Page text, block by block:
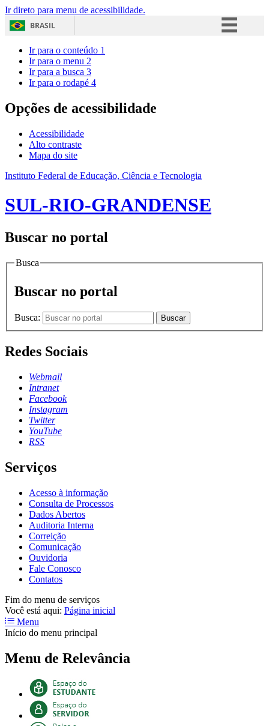
Ir direto para menu de acessibilidade.
BRASIL
Acesso à informação
Ir para o conteúdo 1
Ir para o menu 2
Ir para a busca 3
Ir para o rodapé 4
Opções de acessibilidade
Acessibilidade
Alto contraste
Mapa do site
Instituto Federal de Educação, Ciência e Tecnologia
SUL-RIO-GRANDENSE
Buscar no portal
Busca
Buscar no portal
Busca: Buscar
Redes Sociais
Webmail
Intranet
Facebook
Instagram
Twitter
YouTube
RSS
Serviços
Acesso à informação
Consulta de Processos
Dados Abertos
Auditoria Interna
Correição
Comunicação
Ouvidoria
Fale Conosco
Contatos
Fim do menu de serviços
Você está aqui: Página inicial
Menu
Início do menu principal
Menu de Relevância